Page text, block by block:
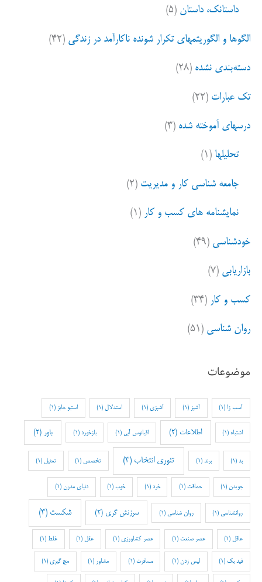
داستانک، داستان (۵)
الگوها و الگوریتمهای تکرار شونده ناکارآمد در زندگی (۴۲)
دسته‌بندی نشده (۲۸)
تک عبارات (۲۲)
درسهای آموخته شده (۳)
تحلیلها (۱)
جامعه شناسی کار و مدیریت (۲)
نمایشنامه های کسب و کار (۱)
خودشناسی (۴۹)
بازاریابی (۷)
کسب و کار (۳۴)
روان شناسی (۵۱)
موضوعات
آسب زا (1) آشپز (1) آشپزی (1) استدلال (1) استیو جابز (1)
اشتباه (1) اطلاعات (2) اقیانوس آبی (1) بازخورد (1) باور (2)
بد(1) برند (1) تئوری انتخاب (3) تخصص (1) تمثیل (1)
جویدن (1) حماقت (1) خرد (1) خوب(1) دنیای مدرن (1)
روانشناسی (1) روان شناسی (1) سرزنش گری (2) شکست (3)
عاقل (1) عصر صنعت (1) عصر کشاورزی (1) عقل (1) غلط (1)
فید بک(1) لیس زدن (1) مسافرت (1) مشاور (1) مچ گیری (1)